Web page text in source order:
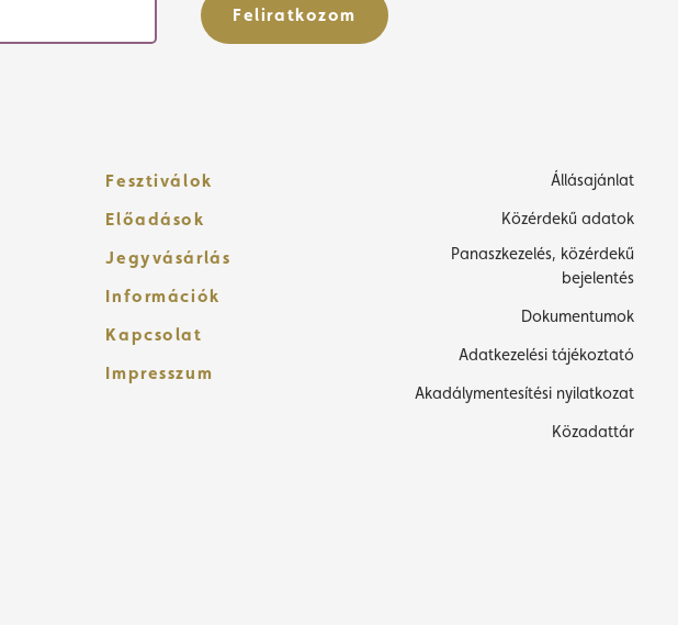
Feliratkozom
Fesztiválok
Előadások
Jegyvásárlás
Információk
Kapcsolat
Impresszum
Állásajánlat
Közérdekű adatok
Panaszkezelés, közérdekű
bejelentés
Dokumentumok
Adatkezelési tájékoztató
Akadálymentesítési nyilatkozat
Közadattár